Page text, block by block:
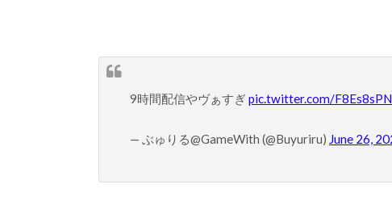
9時間配信やヴぁすぎpic.twitter.com/
— ぶゅりる@GameWith (@Buyuriru) June 26,